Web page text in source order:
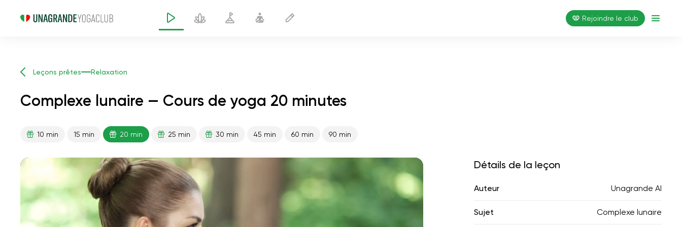
Rejoindre le club
Leçons prêtes Relaxation
Complexe lunaire — Cours de yoga 20 minutes
10 min 15 min 20 min 25 min 30 min 45 min 60 min 90 min
Détails de la leçon
Auteur Unagrande AI
Sujet Complexe lunaire